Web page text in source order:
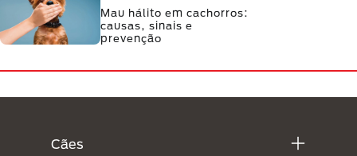
Mau hálito em cachorros:
causas, sinais e
prevenção
Cães